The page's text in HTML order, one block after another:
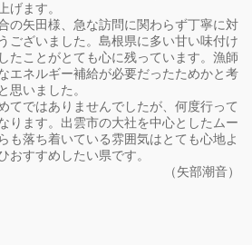
げます。
の矢田様、急な訪問に関わらず丁寧に対
ございました。島根県に多い甘い味付け
たことがとても心に残っています。漁師
エネルギー補給が必要だったためかと考
思いました。
てではありませんでしたが、何度行って
ります。出雲市の大社を中心としたムー
も落ち着いている雰囲気はとても心地よ
おすすめしたい県です。
（矢部潮音）